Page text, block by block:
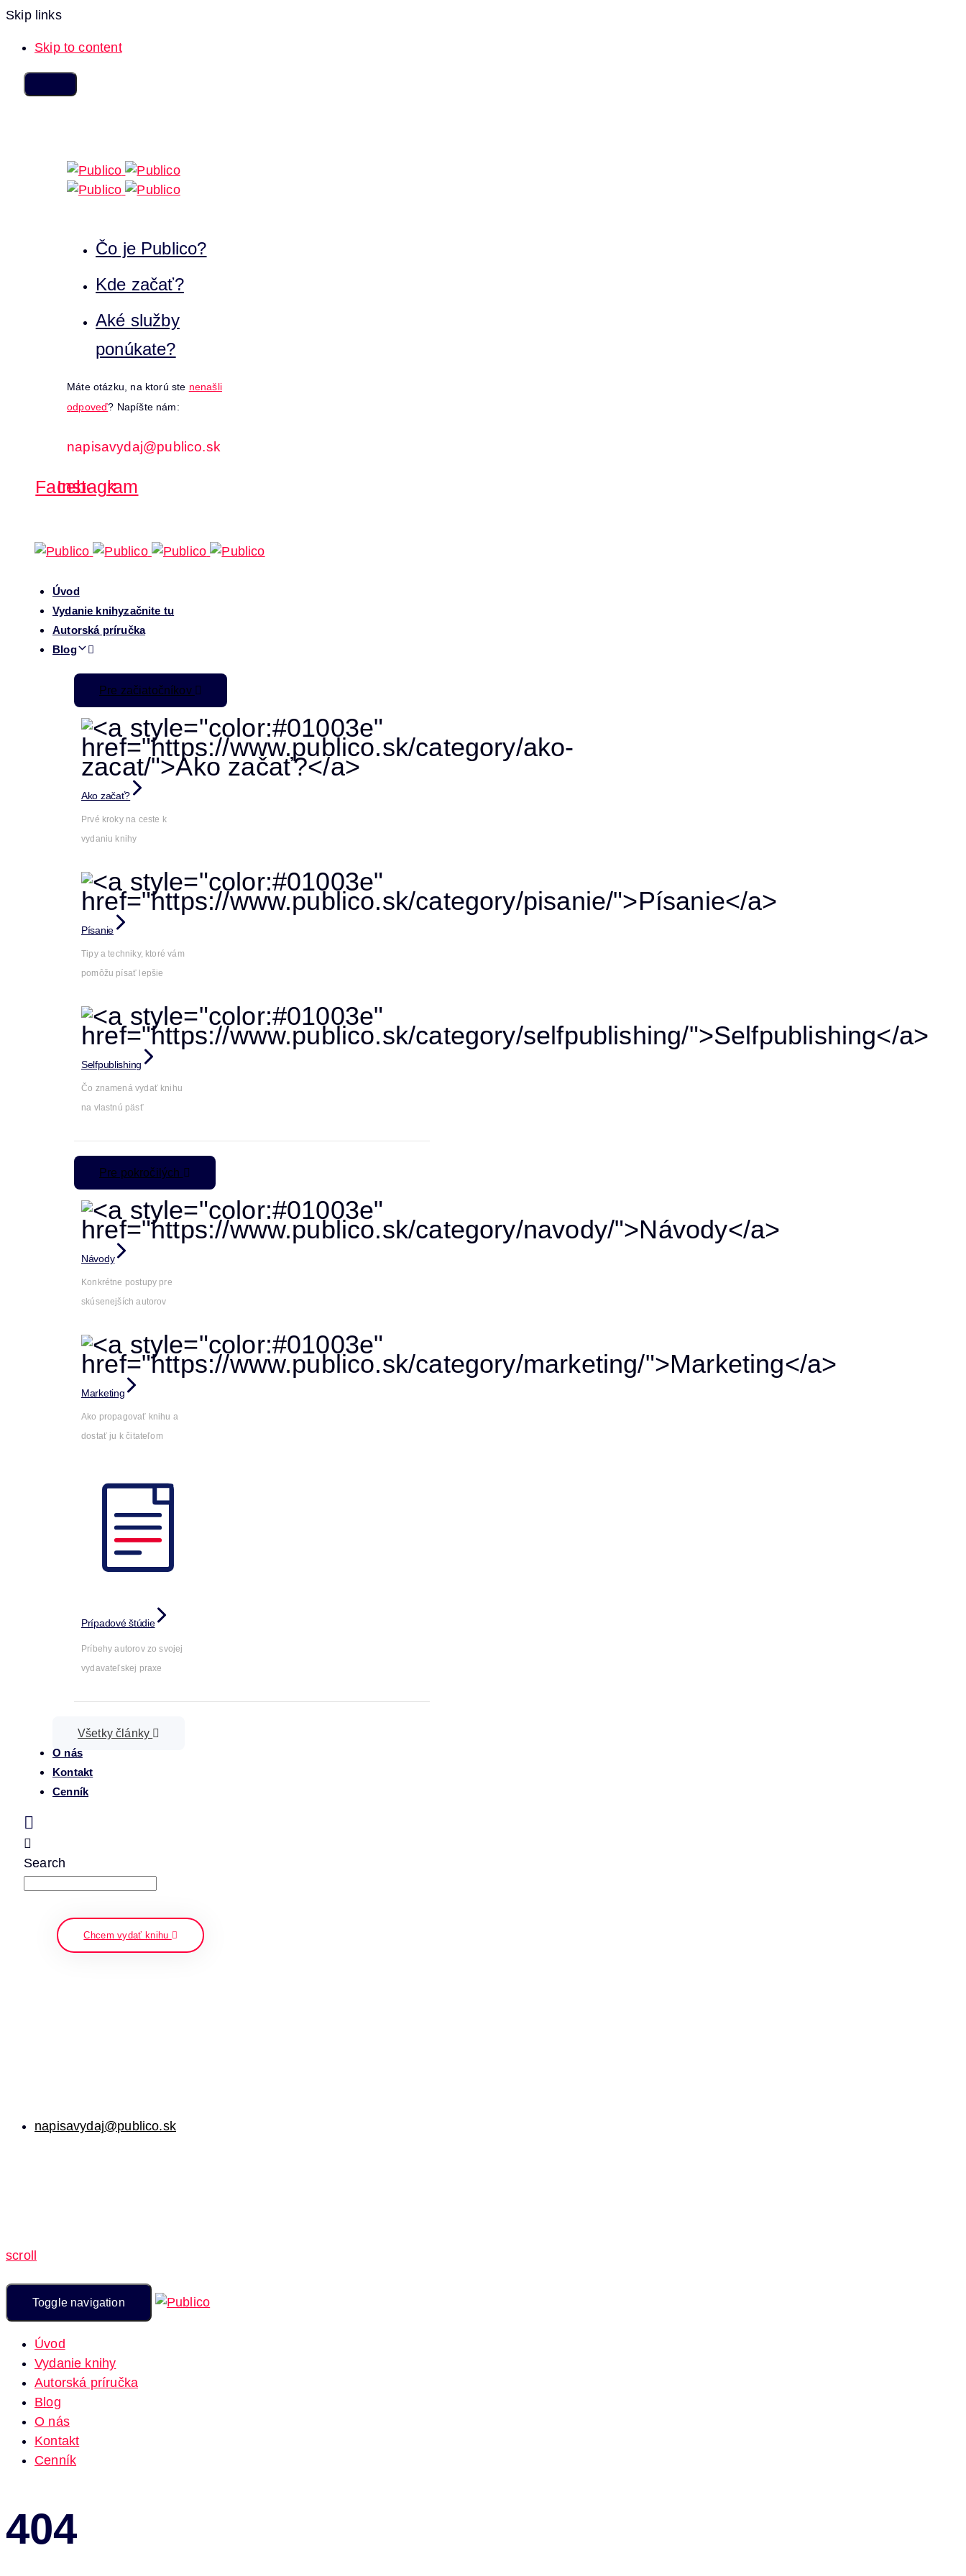
Skip links
Skip to content
Čo je Publico?
Kde začať?
Aké služby
ponúkate?
Máte otázku, na ktorú ste nenašli
odpoveď? Napíšte nám:
napisavydaj@publico.sk
Facebook
Instagram
Úvod
Vydanie knihyzačnite tu
Autorská príručka
Blog
Pre začiatočníkov
Ako začať?
Prvé kroky na ceste k
vydaniu knihy
Písanie
Tipy a techniky, ktoré vám
pomôžu písať lepšie
Selfpublishing
Čo znamená vydať knihu
na vlastnú päsť
Pre pokročilých
Návody
Konkrétne postupy pre
skúsenejších autorov
Marketing
Ako propagovať knihu a
dostať ju k čitateľom
Prípadové štúdie
Príbehy autorov zo svojej
vydavateľskej praxe
Všetky články
O nás
Kontakt
Cenník
Search
Chcem vydať knihu
napisavydaj@publico.sk
scroll
Toggle navigation
Úvod
Vydanie knihy
Autorská príručka
Blog
O nás
Kontakt
Cenník
404